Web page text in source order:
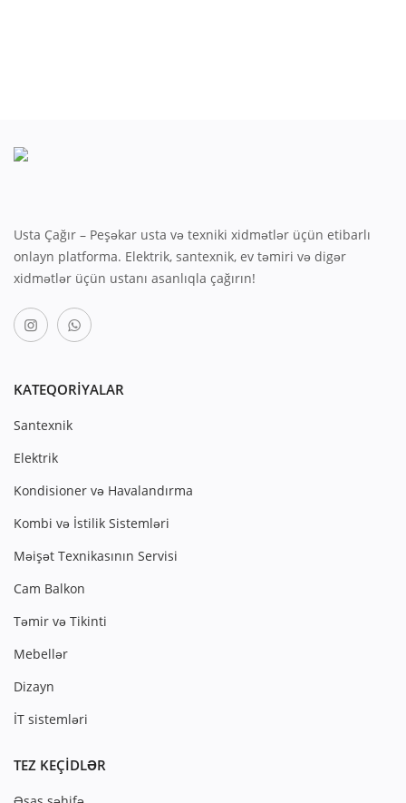
Usta Çağır – Peşəkar usta və texniki xidmətlər üçün etibarlı
onlayn platforma. Elektrik, santexnik, ev təmiri və digər
xidmətlər üçün ustanı asanlıqla çağırın!
KATEQORIYALAR
Santexnik
Elektrik
Kondisioner və Havalandırma
Kombi və İstilik Sistemləri
Məişət Texnikasının Servisi
Cam Balkon
Təmir və Tikinti
Mebellər
Dizayn
İT sistemləri
TEZ KEÇIDLƏR